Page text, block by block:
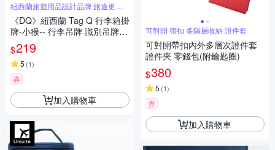
紐西蘭旅遊用品設計品牌 旅途更舒
適
《DQ》紐西蘭 Tag Q 行李箱掛
牌-小猴-- 行李吊牌 識別吊牌
登機牌 姓名牌
$219
5 (1)
券
加入購物車
可對開 帶扣 多隔層收納 證件套
可對開帶扣內外多層次證件套
證件夾 零錢包(附鑰匙圈)
$380
5 (1)
券
加入購物車